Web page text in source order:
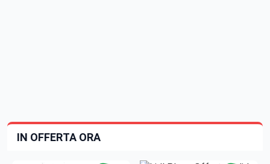
IN OFFERTA ORA